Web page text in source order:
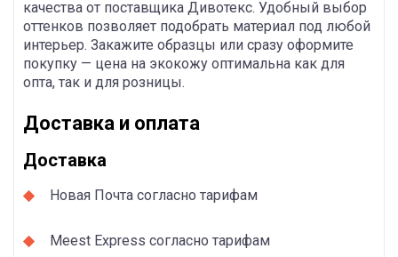
качества от поставщика Дивотекс. Удобный выбор
оттенков позволяет подобрать материал под любой
интерьер. Закажите образцы или сразу оформите
покупку — цена на экокожу оптимальна как для
опта, так и для розницы.
Доставка и оплата
Доставка
Новая Почта согласно тарифам
Meest Express согласно тарифам